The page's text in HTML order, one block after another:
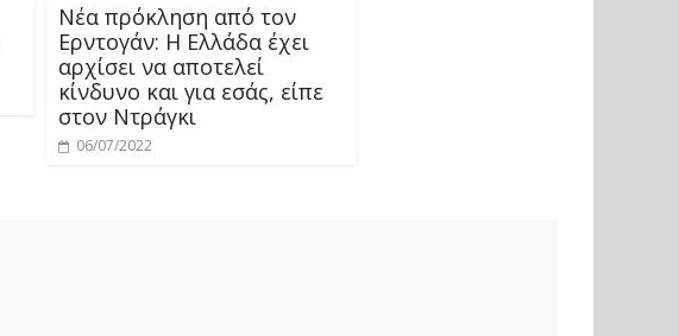
Νέα πρόκληση από τον
Ερντογάν: Η Ελλάδα έχει
αρχίσει να αποτελεί
κίνδυνο και για εσάς, είπε
στον Ντράγκι
06/07/2022